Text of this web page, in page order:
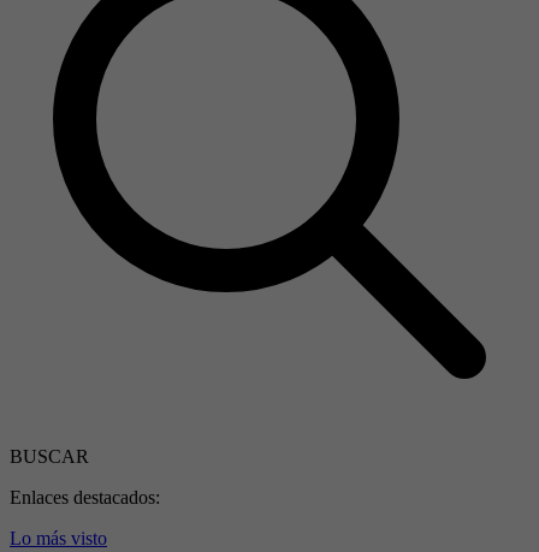
BUSCAR
Enlaces destacados:
Lo más visto